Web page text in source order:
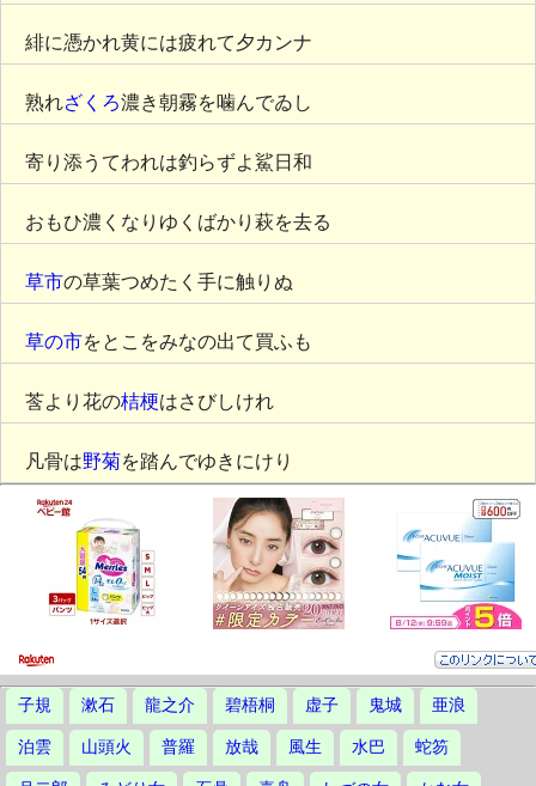
緋に憑かれ黄には疲れて夕カンナ
熟れざくろ濃き朝霧を噛んでゐし
寄り添うてわれは釣らずよ鯊日和
おもひ濃くなりゆくばかり萩を去る
草市の草葉つめたく手に触りぬ
草の市をとこをみなの出て買ふも
莟より花の桔梗はさびしけれ
凡骨は野菊を踏んでゆきにけり
子規 漱石 龍之介 碧梧桐 虚子 鬼城 亜浪
泊雲 山頭火 普羅 放哉 風生 水巴 蛇笏